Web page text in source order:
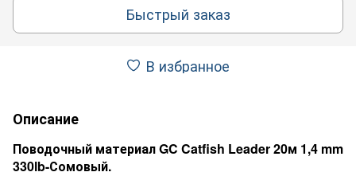
Быстрый заказ
В избранное
Описание
Поводочный материал GC Catfish Leader 20м 1,4 mm
330lb-Сомовый.